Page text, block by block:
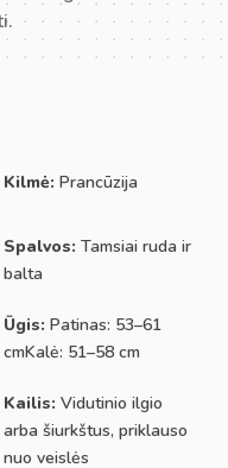
Kilmė: Prancūzija
Spalvos: Tamsiai ruda ir
balta
Ūgis: Patinas: 53–61
cmKalė: 51–58 cm
Kailis: Vidutinio ilgio
arba šiurkštus, priklauso
nuo veislės